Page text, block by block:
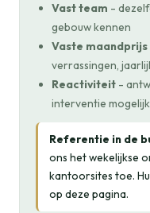
Vast team -
gebouw kennen
Vaste maandprijs
verrassingen,
Reactiviteit -
interventie
Referentie in de
ons het wekelijkse
kantoorsites toe.
op deze pagina.